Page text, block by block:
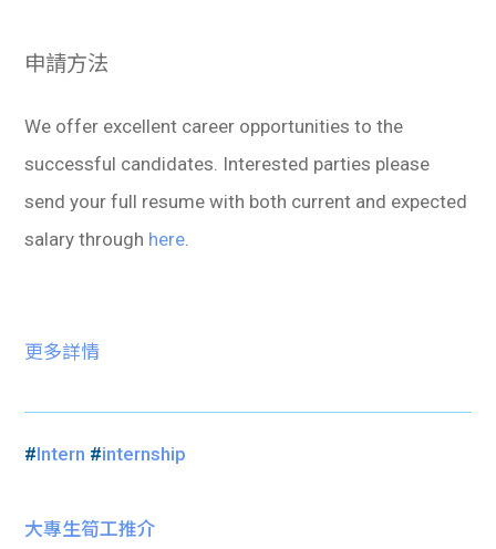
申請方法
We offer excellent career opportunities to the
successful candidates. Interested parties please
send your full resume with both current and expected
salary through here
更多詳情
#Intern #internship
大專生筍工推介